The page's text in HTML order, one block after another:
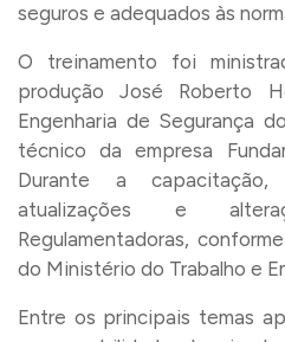
seguros e adequados às
O treinamento foi
produção José Roberto
Engenharia de Segurança
técnico da empresa
Durante a
atualizações e
Regulamentadoras,
do Ministério do Trabalho e
Entre os principais temas